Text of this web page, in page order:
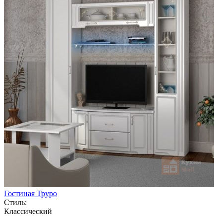
Гостиная Труро
Стиль:
Классический